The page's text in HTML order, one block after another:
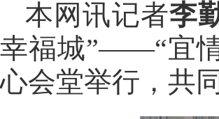
本网讯记者李
幸福城”——“宜
心会堂举行，共